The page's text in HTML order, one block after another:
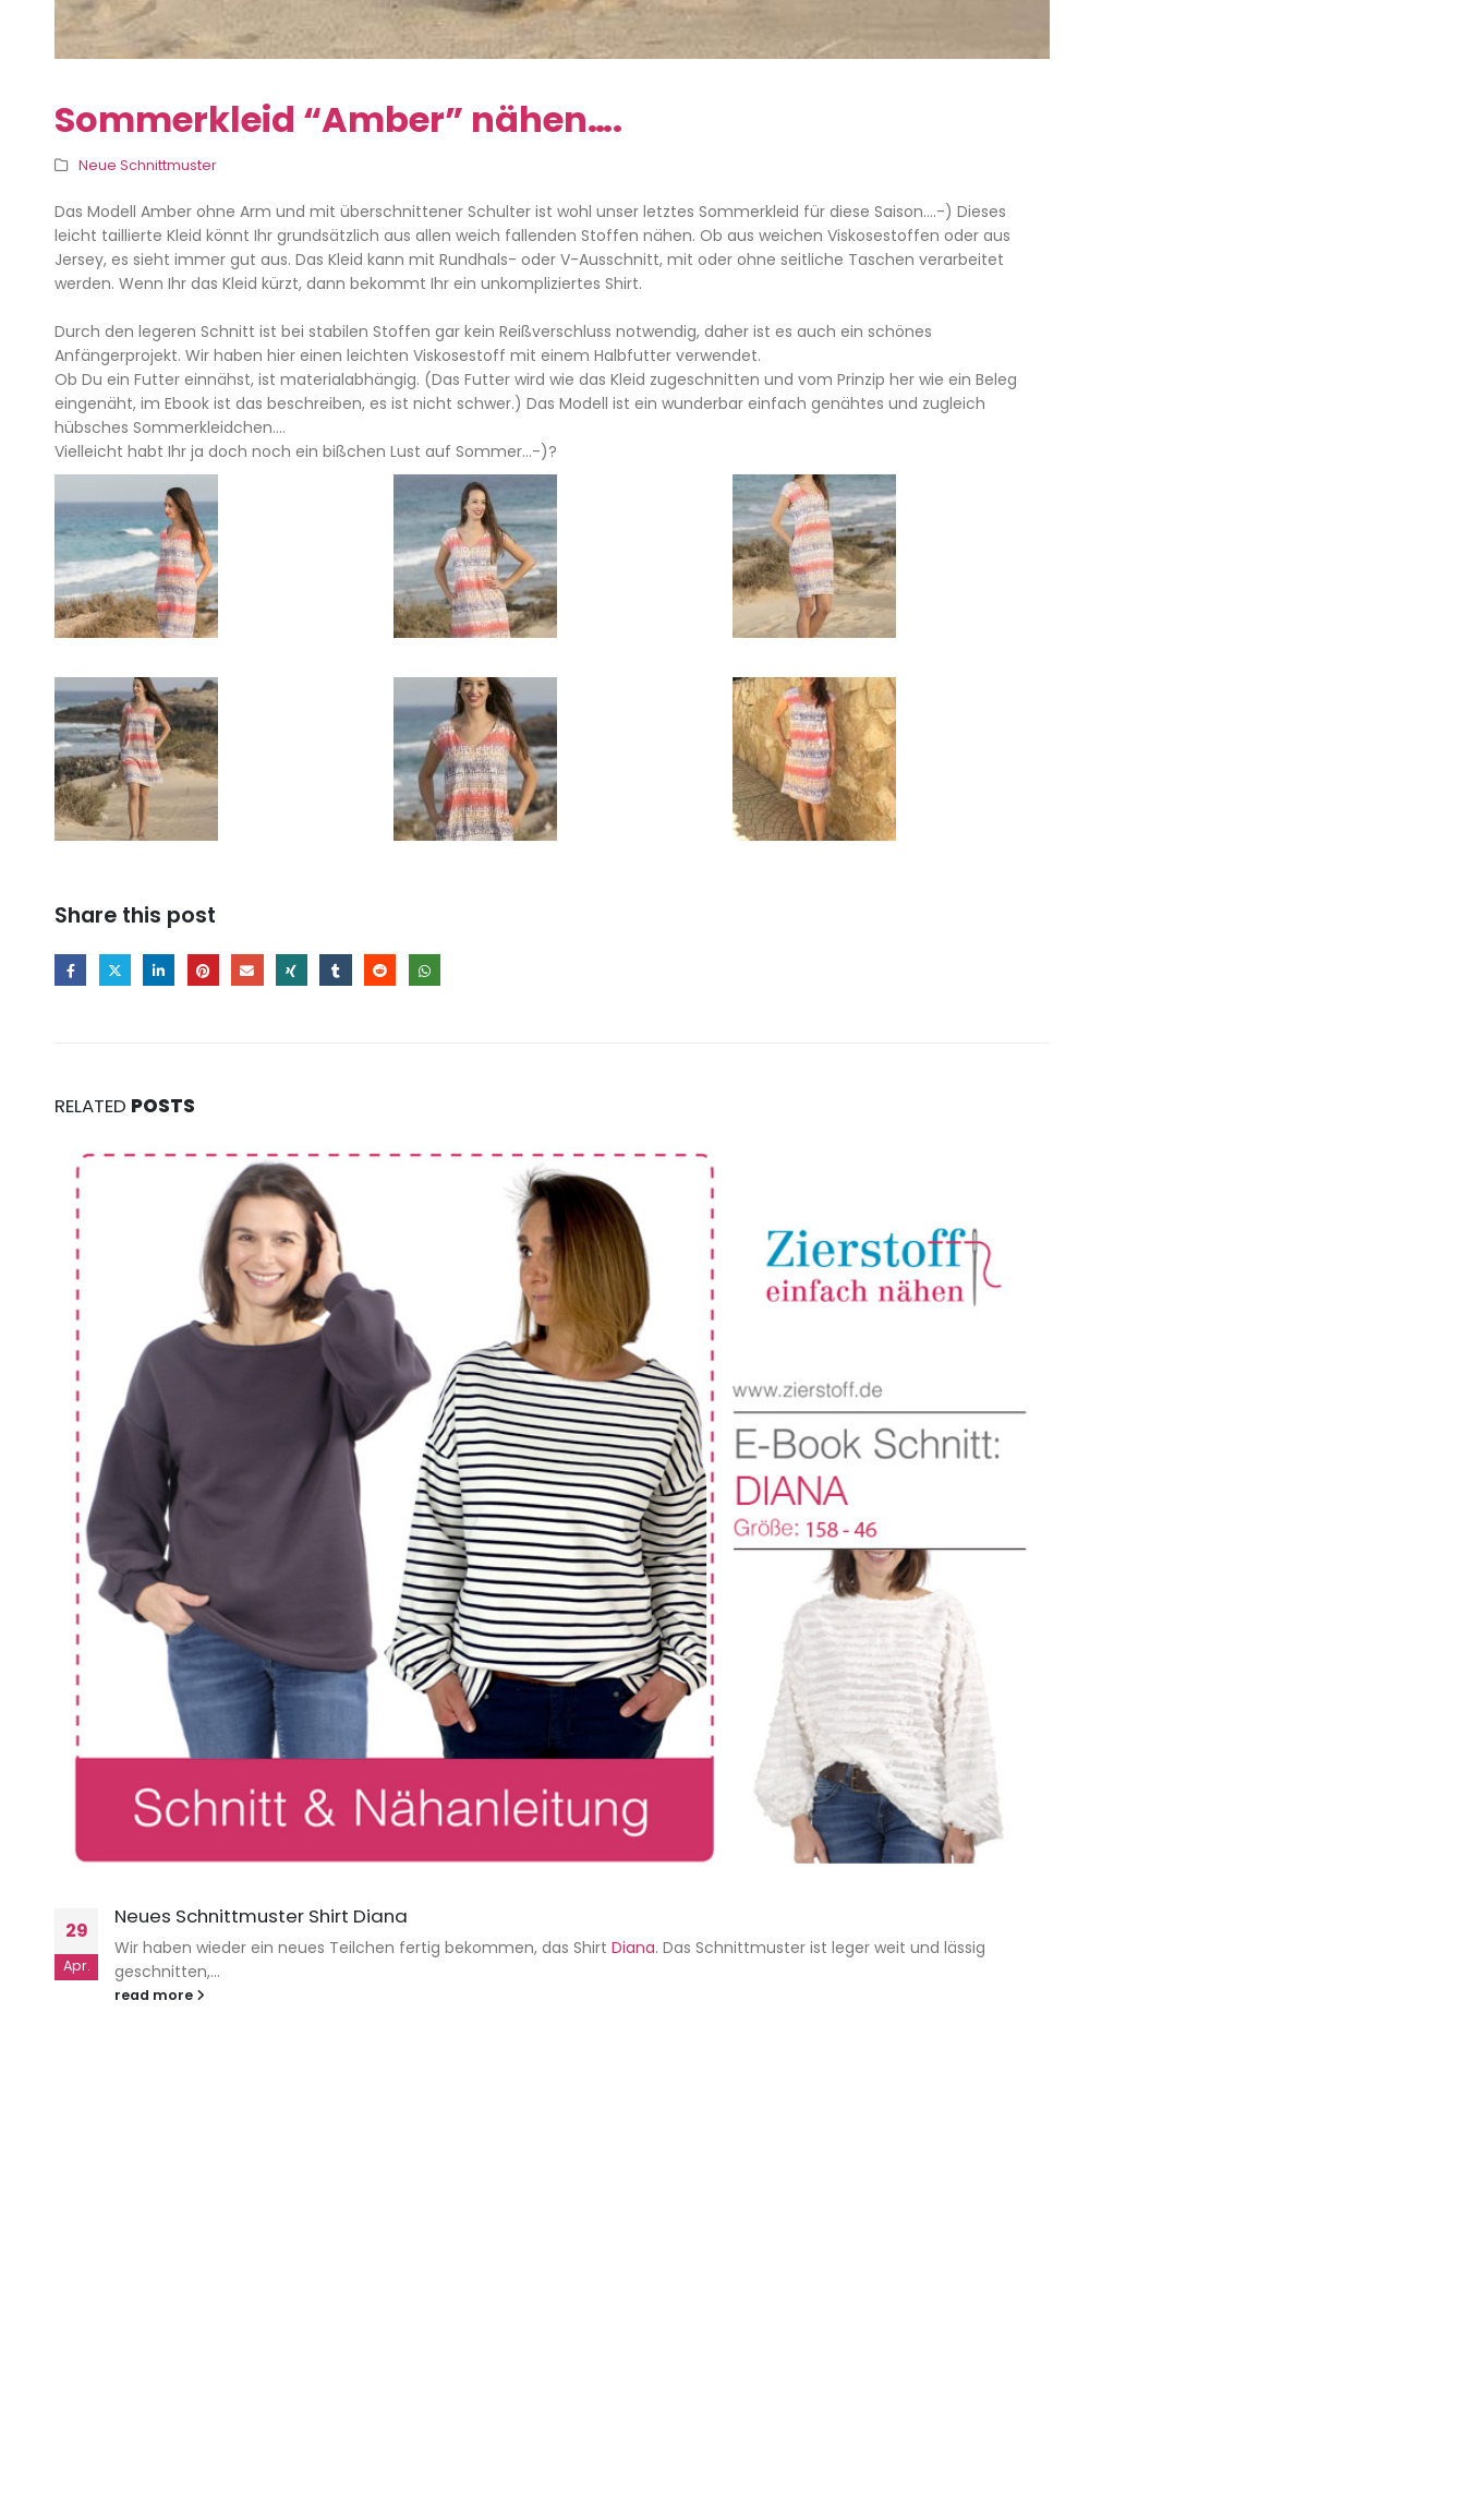
Sommerkleid “Amber” nähen….
Neue Schnittmuster
Das Modell Amber ohne Arm und mit überschnittener Schulter ist wohl unser letztes Sommerkleid für diese Saison….-) Dieses
leicht taillierte Kleid könnt Ihr grundsätzlich aus allen weich fallenden Stoffen nähen. Ob aus weichen Viskosestoffen oder aus
Jersey, es sieht immer gut aus. Das Kleid kann mit Rundhals- oder V-Ausschnitt, mit oder ohne seitliche Taschen verarbeitet
werden. Wenn Ihr das Kleid kürzt, dann bekommt Ihr ein unkompliziertes Shirt.
Durch den legeren Schnitt ist bei stabilen Stoffen gar kein Reißverschluss notwendig, daher ist es auch ein schönes
Anfängerprojekt. Wir haben hier einen leichten Viskosestoff mit einem Halbfutter verwendet.
Ob Du ein Futter einnähst, ist materialabhängig. (Das Futter wird wie das Kleid zugeschnitten und vom Prinzip her wie ein Beleg
eingenäht, im Ebook ist das beschreiben, es ist nicht schwer.) Das Modell ist ein wunderbar einfach genähtes und zugleich
hübsches Sommerkleidchen….
Vielleicht habt Ihr ja doch noch ein bißchen Lust auf Sommer…-)?
Share this post
RELATED POSTS
29
Apr.
Neues Schnittmuster Shirt Diana
Wir haben wieder ein neues Teilchen fertig bekommen, das Shirt Diana. Das Schnittmuster ist leger weit und lässig
geschnitten,...
read more